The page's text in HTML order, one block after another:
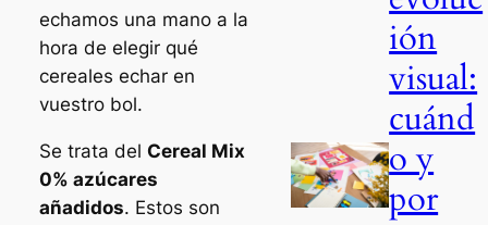
echamos una mano a la
hora de elegir qué
cereales echar en
vuestro bol.
Se trata del Cereal Mix
0% azúcares
añadidos. Estos son
ión
visual:
cuánd
o y
por